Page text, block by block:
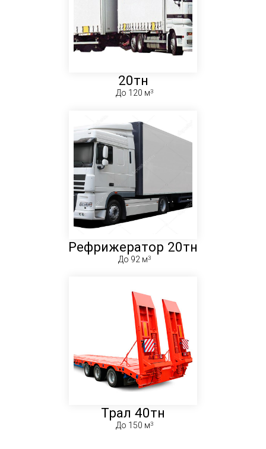
20тн
До 120 м
Рефрижератор 20тн
До 92 м
Трал 40тн
До 150 м